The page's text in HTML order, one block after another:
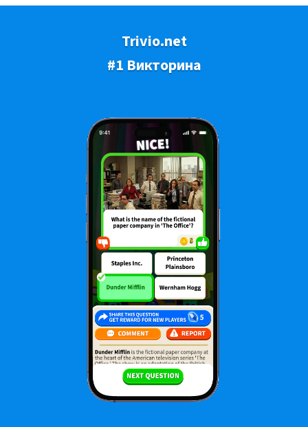
Trivio.net
#1 Викторина